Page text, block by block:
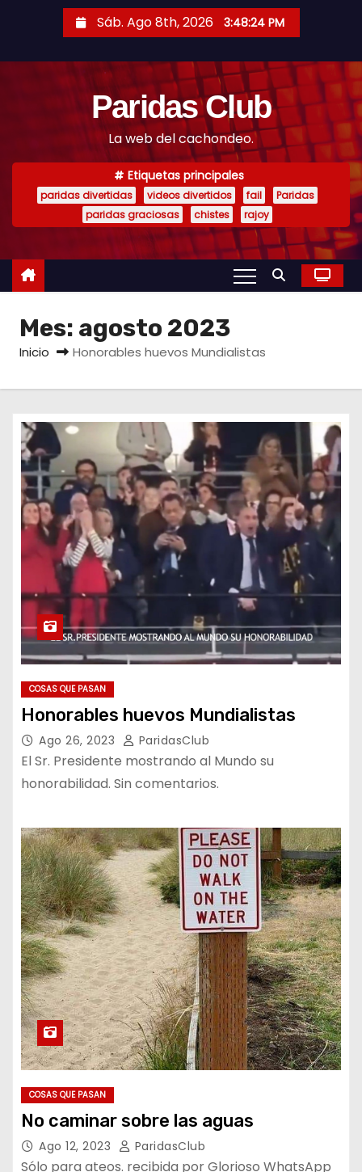
t
Sáb. Ago 8th, 2026 3:48:25 PM
Paridas Club
La web del cachondeo.
Etiquetas principales
paridas divertidas videos divertidos fail
Paridas
paridas graciosas
chistes rajoy
Mes: agosto 2023
Inicio Honorables huevos Mundialistas
COSAS QUE PASAN
Honorables huevos Mundialistas
Ago 26, 2023 ParidasClub
El Sr. Presidente mostrando al Mundo su
honorabilidad. Sin comentarios.
COSAS QUE PASAN
No caminar sobre las aguas
Ago 12, 2023 ParidasClub
Sólo para ateos. recibida por Glorioso WhatsApp